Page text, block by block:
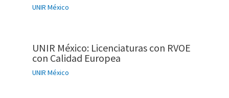
UNIR México
UNIR México: Licenciaturas con RVOE
con Calidad Europea
UNIR México